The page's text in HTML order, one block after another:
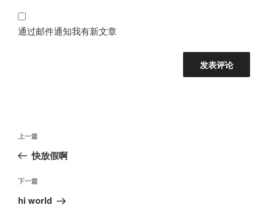
通过邮件通知我有新文章
文
导
航
上
一
文
章
上一篇
快放假啊
下
一
下一篇
hi world